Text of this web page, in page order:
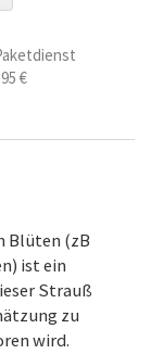
€
Blüten (zB
ist ein
Strauß
zu
wird.